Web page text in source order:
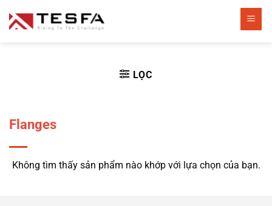
qua
LỌC
Flanges
Không tìm thấy sản phẩm nào khớp với lựa chọn của bạn.